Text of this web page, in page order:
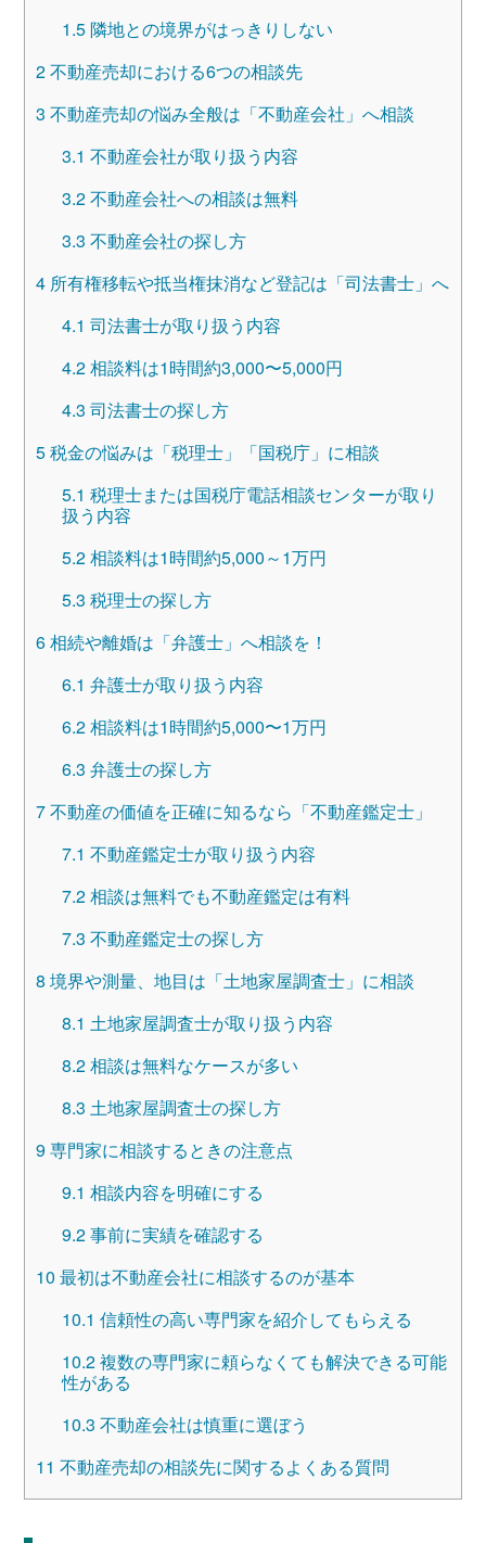
1.5隣地との境界がはっきりしない
2不動産売却における6つの相談先
3 不動産売却の悩み全般は「不動産会社」へ相談
3.1 不動産会社が取り扱う内容
3.2不動産会社への相談は無料
3.3 不動産会社の探し方
4所有権移転や抵当権抹消など登記は「司法書士」へ
4.1 司法書士が取り扱う内容
4.2相談料は1時間約3,000〜5,000円
4.3 司法書士の探し方
5税金の悩みは「税理士」「国税庁」に相談
5.1 税理士または国税庁電話相談センターが取り
扱う内容
5.2相談料は1時間約5,000～1万円
5.3 税理士の探し方
6相続や離婚は「弁護士」へ相談を！
6.1 弁護士が取り扱う内容
6.2相談料は1時間約5,000〜1万円
6.3 弁護士の探し方
7不動産の価値を正確に知るなら「不動産鑑定士」
7.1 不動産鑑定士が取り扱う内容
7.2相談は無料でも不動産鑑定は有料
7.3 不動産鑑定士の探し方
8 境界や測量、地目は「土地家屋調査士」に相談
8.1 土地家屋調査士が取り扱う内容
8.2相談は無料なケースが多い
8.3 土地家屋調査士の探し方
9専門家に相談するときの注意点
9.1 相談内容を明確にする
9.2事前に実績を確認する
10 最初は不動産会社に相談するのが基本
10.1 信頼性の高い専門家を紹介してもらえる
10.2複数の専門家に頼らなくても解決できる可能
性がある
10.3 不動産会社は慎重に選ぼう
11 不動産売却の相談先に関するよくある質問